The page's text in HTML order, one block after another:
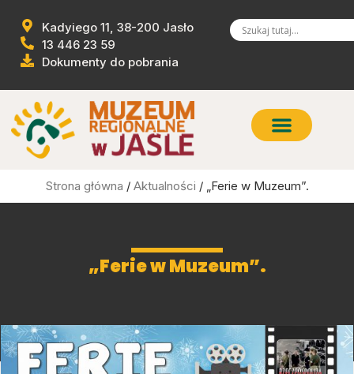
Kadyiego 11, 38-200 Jasło
13 446 23 59
Dokumenty do pobrania
Strona główna / Aktualności / „Ferie w Muzeum”.
„Ferie w Muzeum”.